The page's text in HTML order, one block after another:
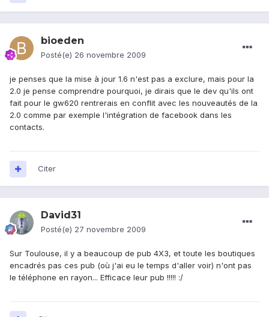
bioeden
Posté(e) 26 novembre 2009
je penses que la mise à jour 1.6 n'est pas a exclure, mais pour la
2.0 je pense comprendre pourquoi, je dirais que le dev qu'ils ont
fait pour le gw620 rentrerais en conflit avec les nouveautés de la
2.0 comme par exemple l'intégration de facebook dans les
contacts.
Citer
David31
Posté(e) 27 novembre 2009
Sur Toulouse, il y a beaucoup de pub 4X3, et toute les boutiques
encadrés pas ces pub (où j'ai eu le temps d'aller voir) n'ont pas
le téléphone en rayon... Efficace leur pub !!!!! :/